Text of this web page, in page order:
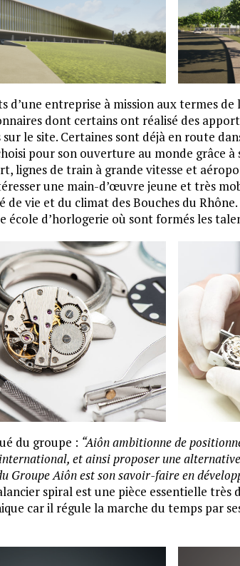
d’une entreprise à mission aux termes
dont certains ont réalisé des
le site. Certaines sont déjà en route
pour son ouverture au monde grâce
lignes de train à grande vitesse et
une main-d’œuvre jeune et très
vie et du climat des Bouches du
école d’horlogerie où sont formés les
du groupe : “Aiôn ambitionne de
et ainsi proposer une
Groupe Aiôn est son savoir-faire en
spiral est une pièce essentielle
car il régule la marche du temps par